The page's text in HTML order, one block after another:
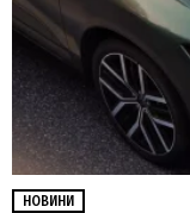
НОВИНИ